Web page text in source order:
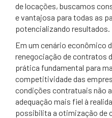
de locações, buscamos
e vantajosa para todas as
potencializando resultados.
Em um cenário econômico
renegociação de contratos
prática fundamental para
competitividade das
condições contratuais não
adequação mais fiel à
possibilita a otimização de